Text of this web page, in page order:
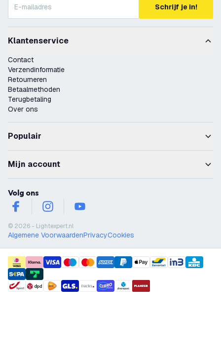
Schrijf je in!
Klantenservice
Contact
Verzendinformatie
Retourneren
Betaalmethoden
Terugbetaling
Over ons
Populair
Mijn account
Volg ons
facebookinstagramyoutube
© 2026 - Lightexpert.nl
Algemene VoorwaardenPrivacyCookies
payment methods
shipment methods